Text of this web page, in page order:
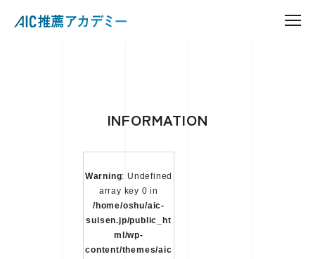
INFORMATION
Warning: Undefined
array key 0 in
/home/oshu/aic-
suisen.jp/public_ht
ml/wp-
content/themes/aic